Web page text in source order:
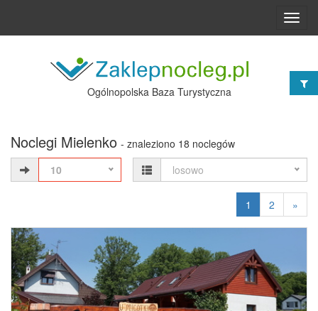
Ogólnopolska Baza Turystyczna
Noclegi Mielenko - znaleziono 18 noclegów
10
losowo
1 2 »